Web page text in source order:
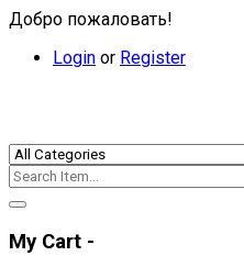
Добро пожаловать!
Login or Register
My Cart -